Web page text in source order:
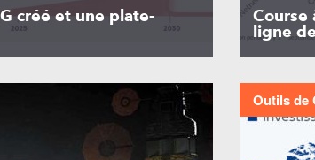
créé et une plate-
Course
ligne
Outils de